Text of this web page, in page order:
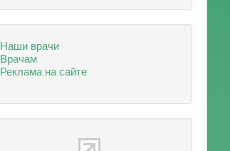
Наши врачи
Врачам
Реклама на сайте